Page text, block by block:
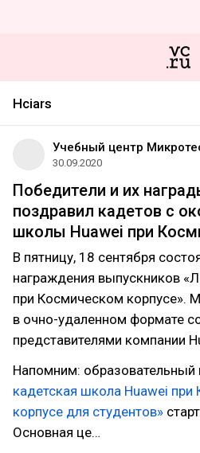
Hciars
Учебный центр
30.09.2020
Победители и их
поздравил кадетов с
школы Huawei при
В пятницу, 18 сентября
награждения выпускников
при Космическом корпусе».
в очно-удаленном формате
представителями компании
Напомним: образовательный
кадетская школа Huawei
корпусе для студентов»
Основная це…